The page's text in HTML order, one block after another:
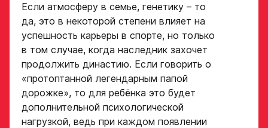
Если атмосферу в семье, генетику – то
да, это в некоторой степени влияет на
успешность карьеры в спорте, но только
в том случае, когда наследник захочет
продолжить династию. Если говорить о
«протоптанной легендарным папой
дорожке», то для ребёнка это будет
дополнительной психологической
нагрузкой, ведь при каждом появлении